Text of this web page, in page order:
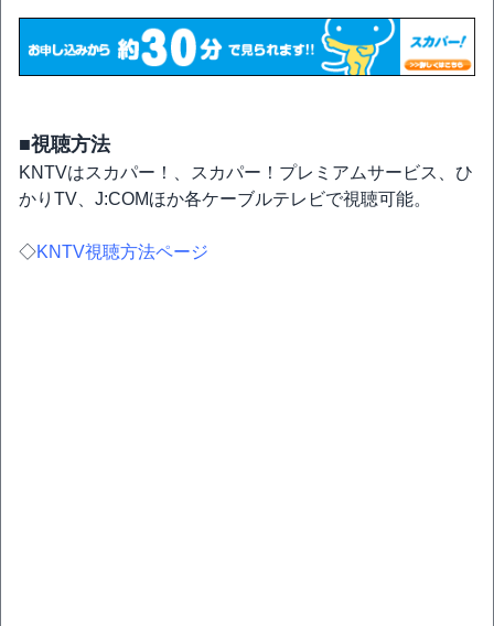
■視聴方法
KNTVはスカパー！、スカパー！プレミアムサービス、ひ
かりTV、J:COMほか各ケーブルテレビで視聴可能。
◇KNTV視聴方法ページ